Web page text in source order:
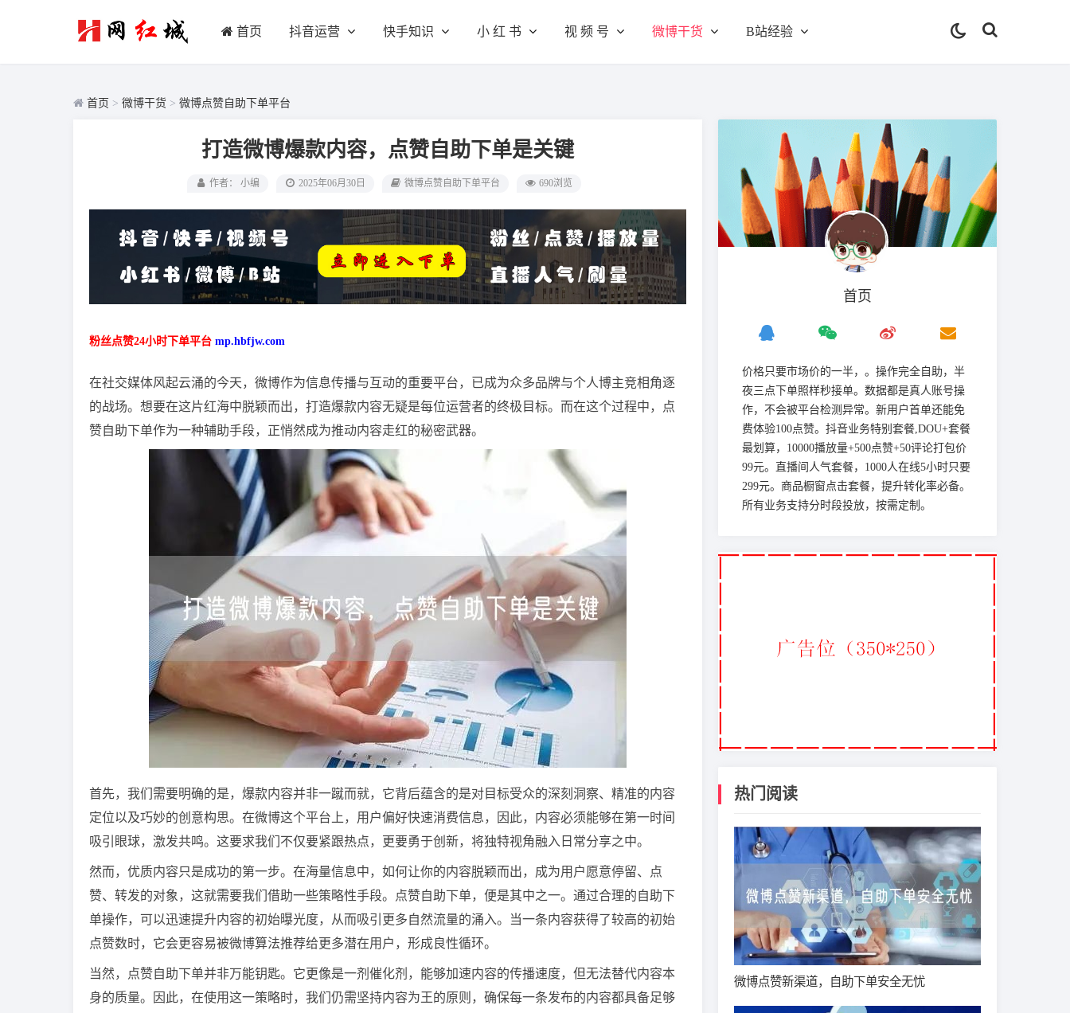
首页 抖音运营 快手知识 小 红 书 视 频 号 微博干货 B站经验
首页 > 微博干货 > 微博点赞自助下单平台
打造微博爆款内容，点赞自助下单是关键
作者： 小编 2025年06月30日 微博点赞自助下单平台 690浏览
粉丝点赞24小时下单平台 mp.hbfjw.com
在社交媒体风起云涌的今天，微博作为信息传播与互动的重要平台，已成为众多品牌与个人博主竞相角逐
的战场。想要在这片红海中脱颖而出，打造爆款内容无疑是每位运营者的终极目标。而在这个过程中，点
赞自助下单作为一种辅助手段，正悄然成为推动内容走红的秘密武器。
首先，我们需要明确的是，爆款内容并非一蹴而就，它背后蕴含的是对目标受众的深刻洞察、精准的内容
定位以及巧妙的创意构思。在微博这个平台上，用户偏好快速消费信息，因此，内容必须能够在第一时间
吸引眼球，激发共鸣。这要求我们不仅要紧跟热点，更要勇于创新，将独特视角融入日常分享之中。
然而，优质内容只是成功的第一步。在海量信息中，如何让你的内容脱颖而出，成为用户愿意停留、点
赞、转发的对象，这就需要我们借助一些策略性手段。点赞自助下单，便是其中之一。通过合理的自助下
单操作，可以迅速提升内容的初始曝光度，从而吸引更多自然流量的涌入。当一条内容获得了较高的初始
点赞数时，它会更容易被微博算法推荐给更多潜在用户，形成良性循环。
当然，点赞自助下单并非万能钥匙。它更像是一剂催化剂，能够加速内容的传播速度，但无法替代内容本
身的质量。因此，在使用这一策略时，我们仍需坚持内容为王的原则，确保每一条发布的内容都具备足够
首页
价格只要市场价的一半，。操作完全自助，半
夜三点下单照样秒接单。数据都是真人账号操
作，不会被平台检测异常。新用户首单还能免
费体验100点赞。抖音业务特别套餐,DOU+套餐
最划算，10000播放量+500点赞+50评论打包价
99元。直播间人气套餐，1000人在线5小时只要
299元。商品橱窗点击套餐，提升转化率必备。
所有业务支持分时段投放，按需定制。
热门阅读
微博点赞新渠道，自助下单安全无忧